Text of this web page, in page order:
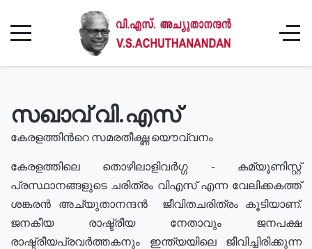
സഖാവ് വി.എസ്
കേരളത്തിൻറെ സമരതീക്ഷ്ണ യൌവ്വനം
കേരളത്തിലെ തൊഴിലാളിവർഗ്ഗ - കമ്യൂണിസ്റ്റ്
പ്രസ്ഥാനങ്ങളുടെ ചരിത്രം വിഎസ് എന്ന വേലിക്കകത്ത്
ശങ്കരൻ അച്യുതാനന്ദൻ ജീവിതചരിത്രം കൂടിയാണ്.
ജനകീയ രാഷ്ട്രീയ നേതാവും ജനപക്ഷ
രാഷ്ട്രീയപ്രവർത്തകനും ഇന്ത്യയിലെ ജീവിച്ചിരിക്കുന്ന